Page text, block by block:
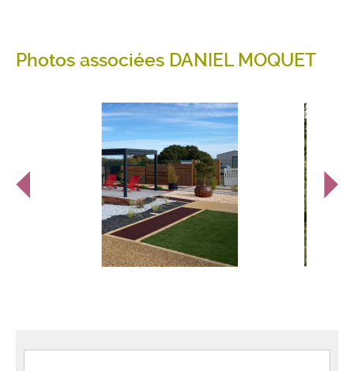
Photos associées DANIEL MOQUET